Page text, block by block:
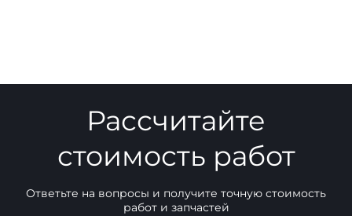
Рассчитайте
стоимость работ
Ответьте на вопросы и получите точную стоимость
работ и запчастей